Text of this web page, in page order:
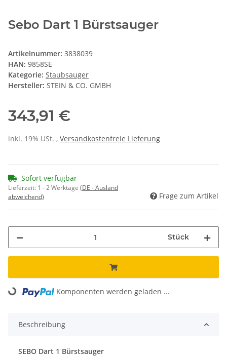
Sebo Dart 1 Bürstsauger
Artikelnummer: 3838039
HAN: 9858SE
Kategorie: Staubsauger
Hersteller: STEIN & CO. GMBH
343,91 €
inkl. 19% USt. , Versandkostenfreie Lieferung
Sofort verfügbar
Lieferzeit: 1 - 2 Werktage (DE - Ausland
abweichend)
Frage zum Artikel
Stück
Loading... Komponenten werden geladen ...
Beschreibung
SEBO Dart 1 Bürstsauger